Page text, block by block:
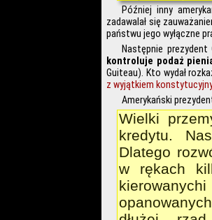
Później inny
zadawalał się
państwu jego wyłączne
Następnie
kontroluje podaż
Guiteau). Kto wydał
z wyjątkiem
Amerykański
Wielki
kredytu.
Dlatego
w rękach